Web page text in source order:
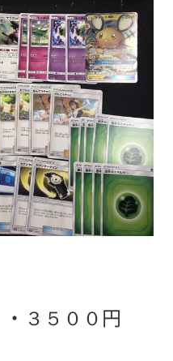
３５００円